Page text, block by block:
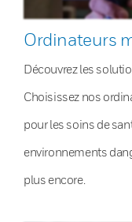
Ordinateurs
Découvrez les
Choisissez nos
pour les soins de
environnements
plus encore.